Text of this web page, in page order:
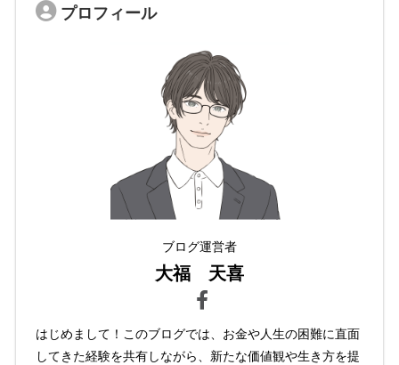
プロフィール
ブログ運営者
大福 天喜
はじめまして！このブログでは、お金や人生の困難に直面
してきた経験を共有しながら、新たな価値観や生き方を提